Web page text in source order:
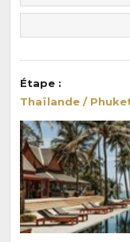
Étape :
Thaïlande /